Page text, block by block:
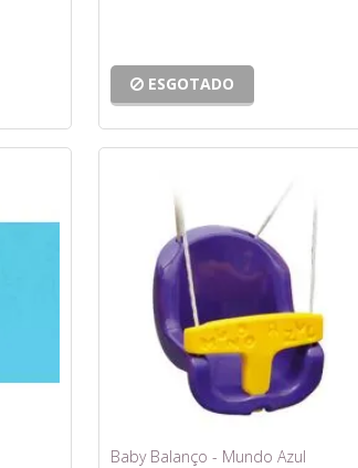
ESGOTADO
Baby Balanço - Mundo Azul